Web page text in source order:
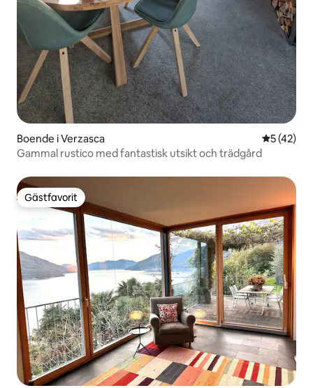
Boende i Verzasca 5 av 5 i
5 (42)
Gammal rustico med fantastisk utsikt och trädgård
Gästfavorit
Gästfavorit